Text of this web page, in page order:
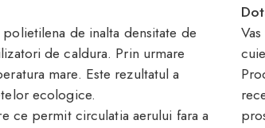
de inalta densitate de
de caldura. Prin urmare
mare. Este rezultatul a
ecologice.
ce permit circulatia aerului fara a